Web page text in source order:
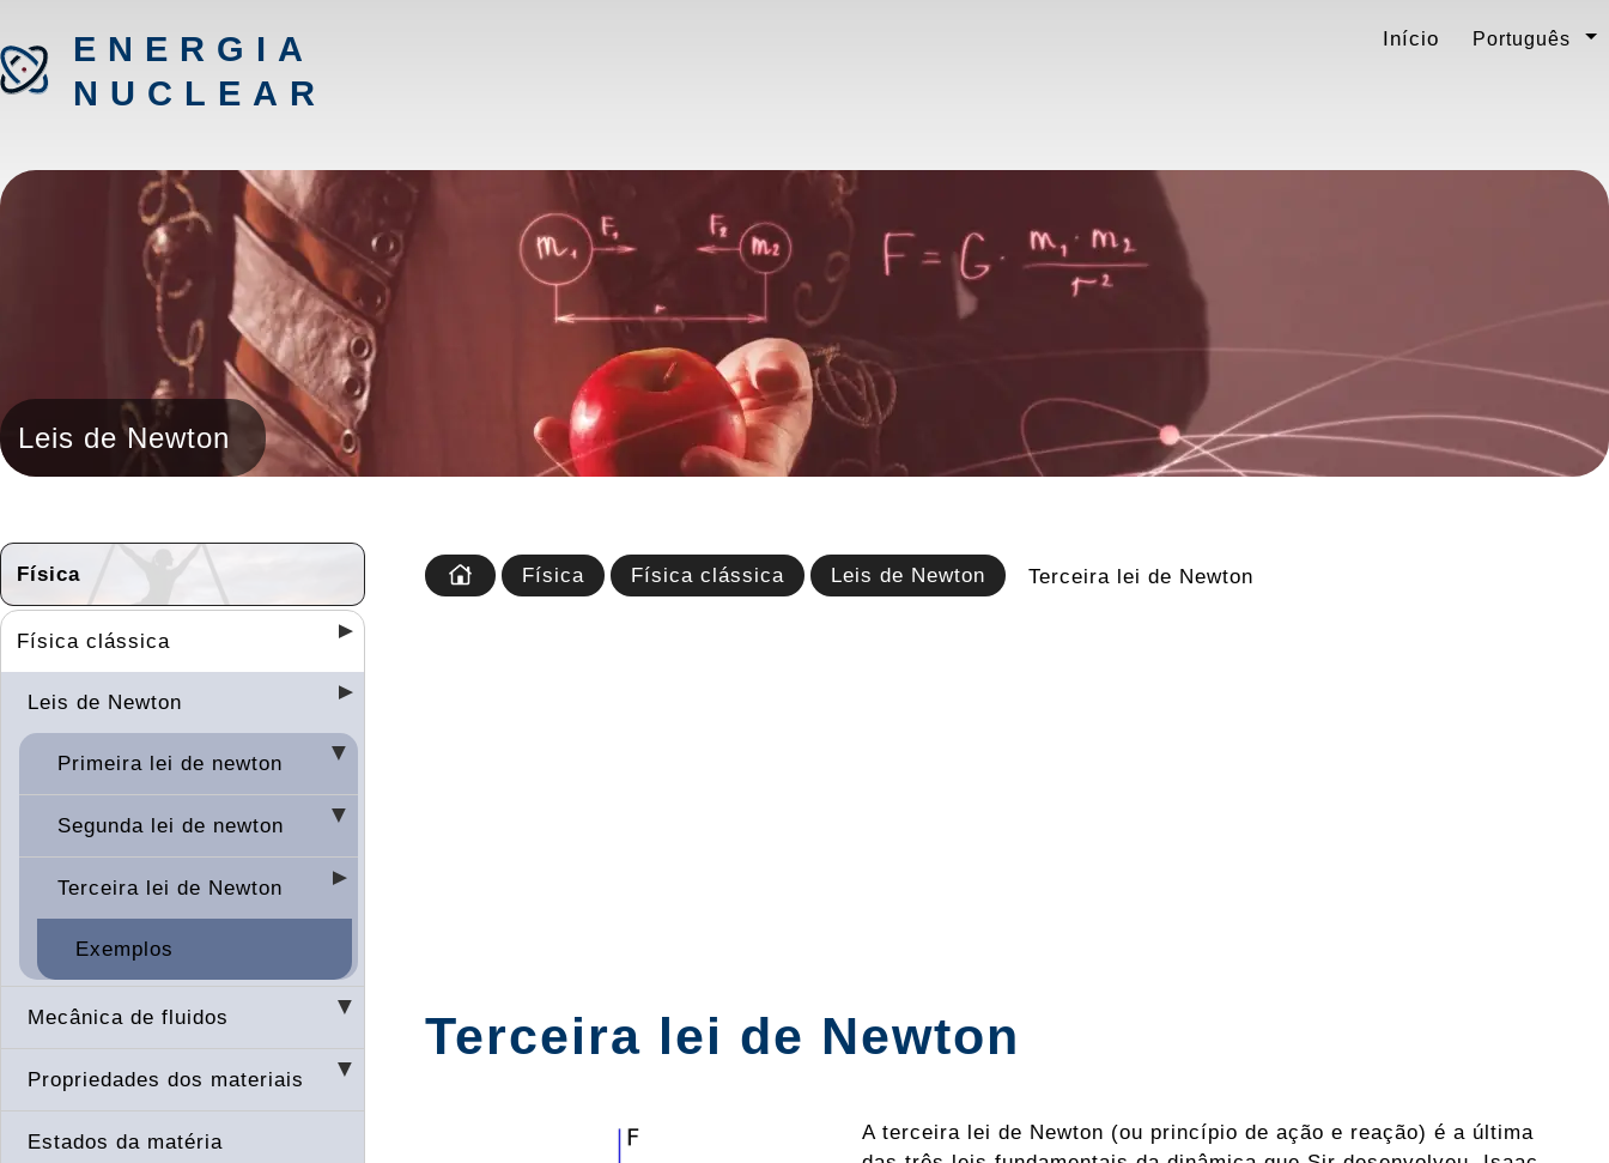
ENERGIA
NUCLEAR
Início Português
Leis de Newton
Física
Física clássica
Leis de Newton
Primeira lei de newton
Segunda lei de newton
Terceira lei de Newton
Exemplos
Mecânica de fluidos
Propriedades dos materiais
Estados da matéria
Física Física clássica Leis de Newton Terceira lei de Newton
Terceira lei de Newton
A terceira lei de Newton (ou princípio de ação e reação) é a última